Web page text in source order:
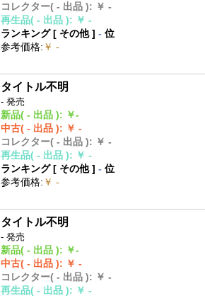
コレクター( - 出品 ): ￥ -
再生品( - 出品 ): ￥ -
ランキング [ その他]- 位
参考価格: ￥ -
タイトル不明
- 発売
新品( - 出品 ): ￥-
中古( - 出品 ): ￥ -
コレクター( - 出品 ): ￥ -
再生品( - 出品 ): ￥ -
ランキング [ その他]- 位
参考価格: ￥ -
タイトル不明
- 発売
新品( - 出品 ): ￥-
中古( - 出品 ): ￥ -
コレクター( - 出品 ): ￥ -
再生品( - 出品 ): ￥ -